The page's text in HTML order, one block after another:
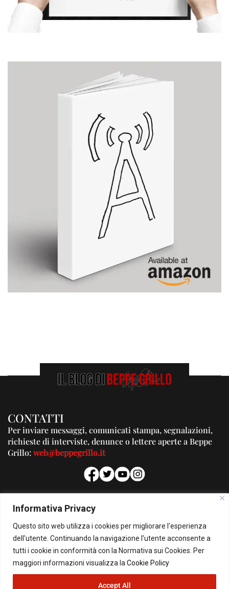
Informativa Privacy
Questo sito web utilizza i cookies per migliorare l'esperienza
dell'utente. Continuando la navigazione l'utente acconsente a
tutti i cookie in conformità con la Normativa sui Cookies. Per
maggiori informazioni visualizza la Cookie Policy
Accept All
CONTATTI
Per inviare messaggi, comunicati stampa, segnalazioni,
richieste di interviste, denunce o lettere aperte a Beppe
Grillo:web@beppegrillo.it
PUBBLICITA'
Per la tua pubblicità su questo Blog:
pubblicita@beppegrillo.it
© Copyright 2026 - Il Blog di Beppe Grillo. All Rights Reserved - Powered by